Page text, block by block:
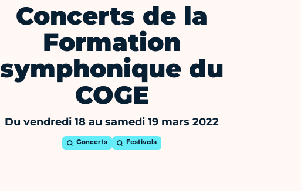
Concerts de la
Formation
symphonique du
COGE
Du vendredi 18 au samedi 19 mars 2022
Concerts Festivals